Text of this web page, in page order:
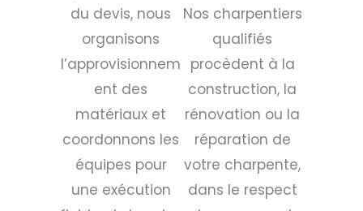
du devis, nous
organisons
l’approvisionnem
ent des
matériaux et
coordonnons les
équipes pour
une exécution
Nos charpentiers
qualifiés
procèdent à la
construction, la
rénovation ou la
réparation de
votre charpente,
dans le respect